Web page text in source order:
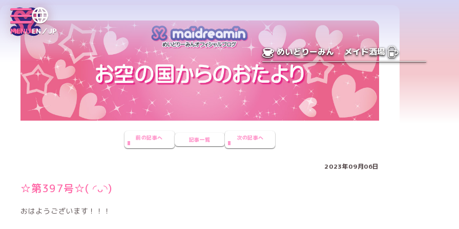
MENUEN／JP
めいどりーみん メイド酒場
前の記事へ 記事一覧 次の記事へ
2023年09月06日
☆第397号☆( ◜ᴗ◝)
おはようございます！！！